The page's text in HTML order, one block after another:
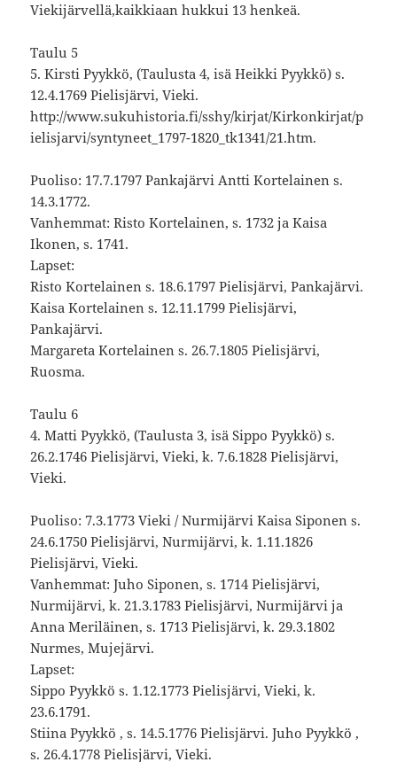
Viekijärvellä,kaikkiaan hukkui 13 henkeä.
Taulu 5
5. Kirsti Pyykkö, (Taulusta 4, isä Heikki Pyykkö) s.
12.4.1769 Pielisjärvi, Vieki.
http://www.sukuhistoria.fi/sshy/kirjat/Kirkonkirjat/p
ielisjarvi/syntyneet_1797-1820_tk1341/21.htm.
Puoliso: 17.7.1797 Pankajärvi Antti Kortelainen s.
14.3.1772.
Vanhemmat: Risto Kortelainen, s. 1732 ja Kaisa
Ikonen, s. 1741.
Lapset:
Risto Kortelainen s. 18.6.1797 Pielisjärvi, Pankajärvi.
Kaisa Kortelainen s. 12.11.1799 Pielisjärvi,
Pankajärvi.
Margareta Kortelainen s. 26.7.1805 Pielisjärvi,
Ruosma.
Taulu 6
4. Matti Pyykkö, (Taulusta 3, isä Sippo Pyykkö) s.
26.2.1746 Pielisjärvi, Vieki, k. 7.6.1828 Pielisjärvi,
Vieki.
Puoliso: 7.3.1773 Vieki / Nurmijärvi Kaisa Siponen s.
24.6.1750 Pielisjärvi, Nurmijärvi, k. 1.11.1826
Pielisjärvi, Vieki.
Vanhemmat: Juho Siponen, s. 1714 Pielisjärvi,
Nurmijärvi, k. 21.3.1783 Pielisjärvi, Nurmijärvi ja
Anna Meriläinen, s. 1713 Pielisjärvi, k. 29.3.1802
Nurmes, Mujejärvi.
Lapset:
Sippo Pyykkö s. 1.12.1773 Pielisjärvi, Vieki, k.
23.6.1791.
Stiina Pyykkö , s. 14.5.1776 Pielisjärvi. Juho Pyykkö ,
s. 26.4.1778 Pielisjärvi, Vieki.